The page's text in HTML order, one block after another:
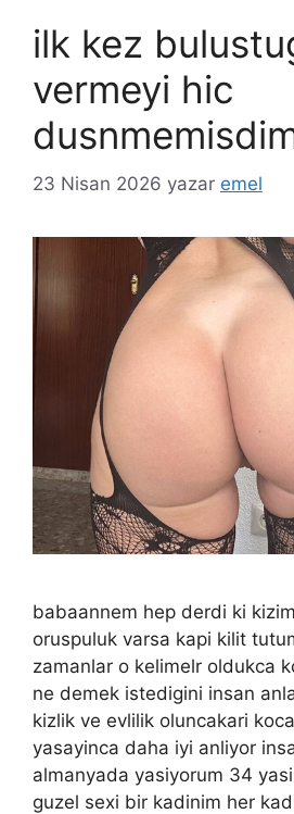
ilk kez
vermeyi hic
23 Nisan 2026 yazar emel
babaannem hep derdi ki
oruspuluk varsa kapi kilit
zamanlar o kelimelr oldukca
ne demek istedigini insan
kizlik ve evlilik oluncakari
yasayinca daha iyi anliyor
almanyada yasiyorum 34
guzel sexi bir kadinim her